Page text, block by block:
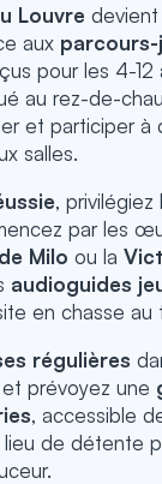
Louvre
aux
pour les 4-12
au rez-de-
et participer à
salles.
, privilégiez
par les
Milo ou la
audioguides
en chasse au
régulières
prévoyez une
, accessible
de détente